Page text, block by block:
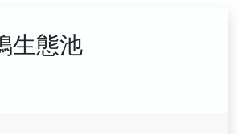
生態池